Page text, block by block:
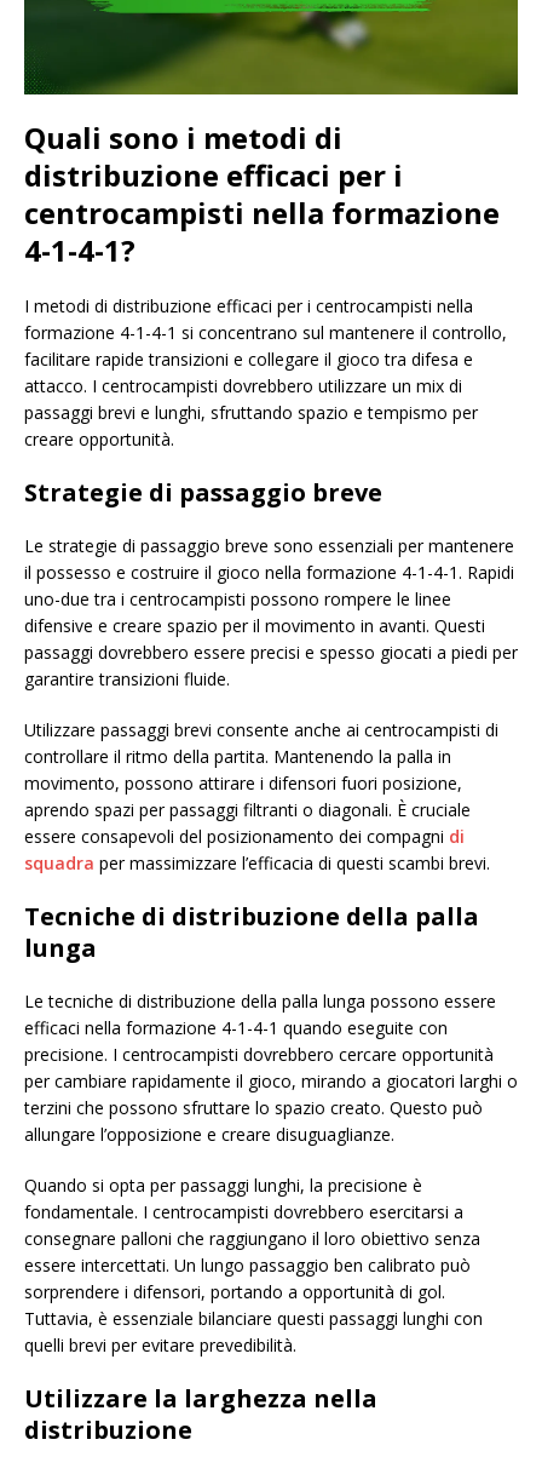
Quali sono i metodi di
distribuzione efficaci per i
centrocampisti nella formazione
4-1-4-1?
I metodi di distribuzione efficaci per i centrocampisti nella
formazione 4-1-4-1 si concentrano sul mantenere il controllo,
facilitare rapide transizioni e collegare il gioco tra difesa e
attacco. I centrocampisti dovrebbero utilizzare un mix di
passaggi brevi e lunghi, sfruttando spazio e tempismo per
creare opportunità.
Strategie di passaggio breve
Le strategie di passaggio breve sono essenziali per mantenere
il possesso e costruire il gioco nella formazione 4-1-4-1. Rapidi
uno-due tra i centrocampisti possono rompere le linee
difensive e creare spazio per il movimento in avanti. Questi
passaggi dovrebbero essere precisi e spesso giocati a piedi per
garantire transizioni fluide.
Utilizzare passaggi brevi consente anche ai centrocampisti di
controllare il ritmo della partita. Mantenendo la palla in
movimento, possono attirare i difensori fuori posizione,
aprendo spazi per passaggi filtranti o diagonali. È cruciale
essere consapevoli del posizionamento dei compagni di
squadra per massimizzare l’efficacia di questi scambi brevi.
Tecniche di distribuzione della palla
lunga
Le tecniche di distribuzione della palla lunga possono essere
efficaci nella formazione 4-1-4-1 quando eseguite con
precisione. I centrocampisti dovrebbero cercare opportunità
per cambiare rapidamente il gioco, mirando a giocatori larghi o
terzini che possono sfruttare lo spazio creato. Questo può
allungare l’opposizione e creare disuguaglianze.
Quando si opta per passaggi lunghi, la precisione è
fondamentale. I centrocampisti dovrebbero esercitarsi a
consegnare palloni che raggiungano il loro obiettivo senza
essere intercettati. Un lungo passaggio ben calibrato può
sorprendere i difensori, portando a opportunità di gol.
Tuttavia, è essenziale bilanciare questi passaggi lunghi con
quelli brevi per evitare prevedibilità.
Utilizzare la larghezza nella
distribuzione